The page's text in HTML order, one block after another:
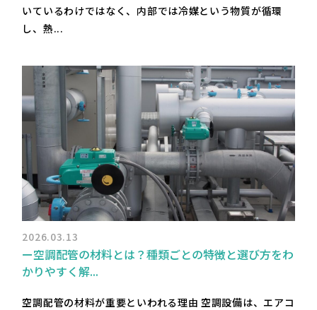
いているわけではなく、内部では冷媒という物質が循環
し、熱...
2026.03.13
ー空調配管の材料とは？種類ごとの特徴と選び方をわ
かりやすく解...
空調配管の材料が重要といわれる理由 空調設備は、エアコ